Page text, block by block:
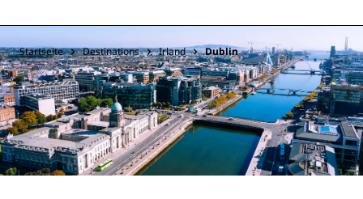
Startseite Destinations Irland Dublin